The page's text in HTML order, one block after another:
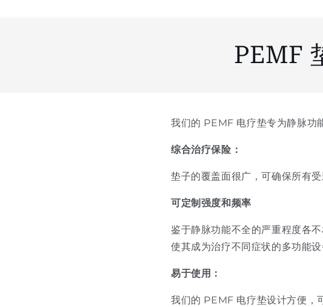
PEMF
我们的 PEMF 电疗垫专为静脉功
综合治疗保险：
垫子的覆盖面很广，可确保所有
可定制强度和频率
鉴于静脉功能不全的严重程度各
使其成为治疗不同症状的多功能设
易于使用：
我们的 PEMF 电疗垫设计方便，